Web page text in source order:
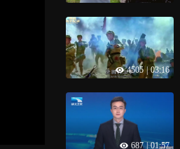
4505 | 03:16
687 | 01:57